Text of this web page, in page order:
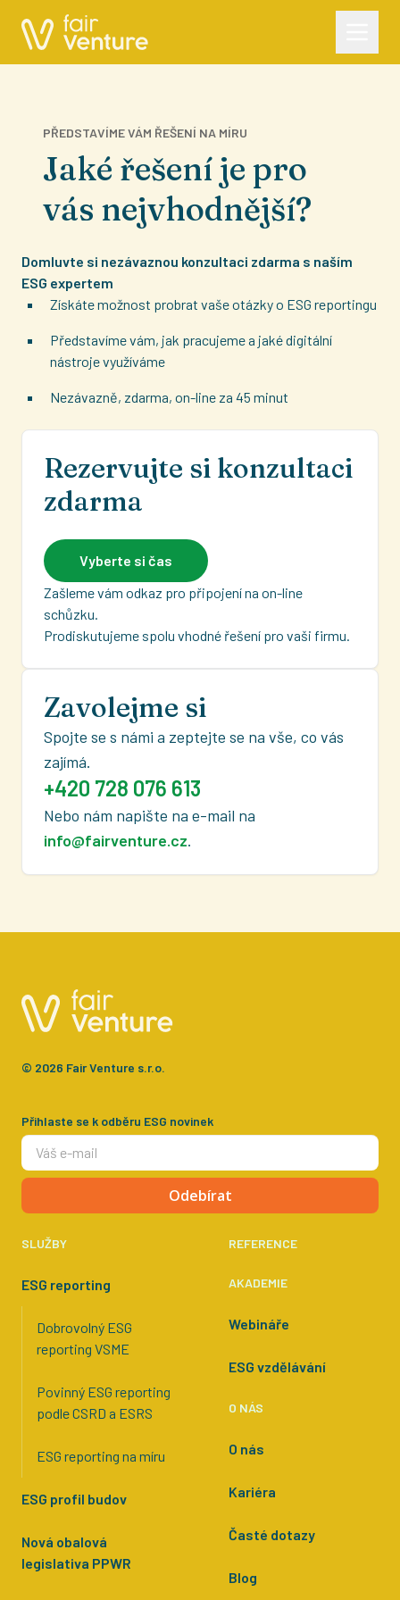
PŘEDSTAVÍME VÁM ŘEŠENÍ NA MÍRU
Jaké řešení je pro
vás nejvhodnější?
Domluvte si nezávaznou konzultaci zdarma s naším
ESG expertem
Získáte možnost probrat vaše otázky o ESG reportingu
Představíme vám, jak pracujeme a jaké digitální
nástroje využíváme
Nezávazně, zdarma, on-line za 45 minut
Rezervujte si konzultaci
zdarma
Vyberte si čas
Zašleme vám odkaz pro připojení na on-line
schůzku.
Prodiskutujeme spolu vhodné řešení pro vaši firmu.
Zavolejme si
Spojte se s námi a zeptejte se na vše, co vás
zajímá.
+420 728 076 613
Nebo nám napište na e-mail na
info@fairventure.cz.
© 2026 Fair Venture s.r.o.
Přihlaste se k odběru ESG novinek
Odebírat
SLUŽBY
ESG reporting
Dobrovolný ESG
reporting VSME
Povinný ESG reporting
podle CSRD a ESRS
ESG reporting na míru
ESG profil budov
Nová obalová
legislativa PPWR
REFERENCE
AKADEMIE
Webináře
ESG vzdělávání
O NÁS
O nás
Kariéra
Časté dotazy
Blog